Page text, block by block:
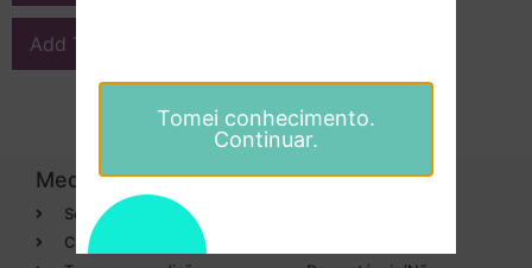
Add To Wishlist
Medicamark
Sobre
Contactos
Categorias
Tomei conhecimento.
Continuar.